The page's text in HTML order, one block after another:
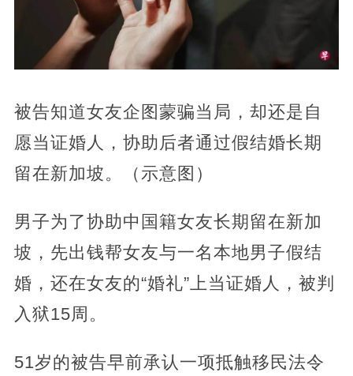
被告知道女友企图蒙骗当局，却还是自
愿当证婚人，协助后者通过假结婚长期
留在新加坡。（示意图）
男子为了协助中国籍女友长期留在新加
坡，先出钱帮女友与一名本地男子假结
婚，还在女友的“婚礼”上当证婚人，被判
入狱15周。
51岁的被告早前承认一项抵触移民法令